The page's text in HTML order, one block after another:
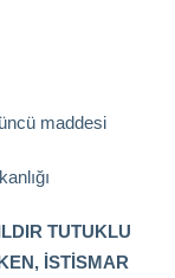
maddesi
TUTUKLU
İSTİSMAR